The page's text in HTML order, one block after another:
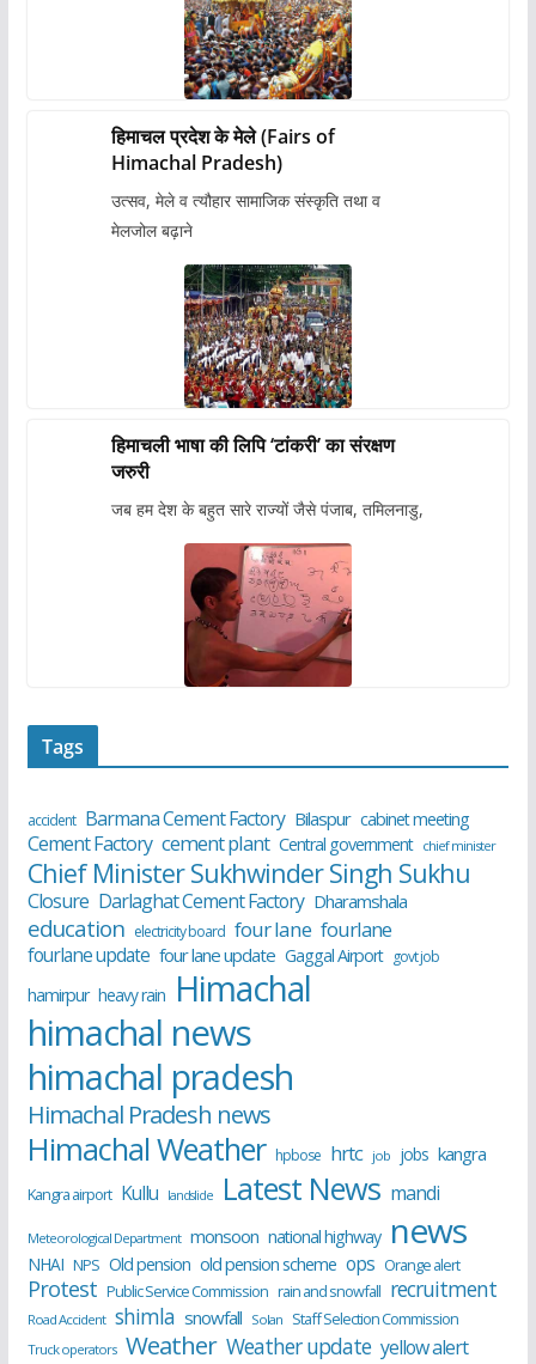
हिमाचल प्रदेश के मेले (Fairs of
Himachal Pradesh)
उत्सव, मेले व त्यौहार सामाजिक संस्कृति तथा व
मेलजोल बढ़ाने
हिमाचली भाषा की लिपि ‘टांकरी’ का संरक्षण
जरुरी
जब हम देश के बहुत सारे राज्यों जैसे पंजाब, तमिलनाडु,
Tags
accident Barmana Cement Factory Bilaspur cabinet meeting
Cement Factory cement plant Central government chief minister
Chief Minister Sukhwinder Singh Sukhu
Closure Darlaghat Cement Factory Dharamshala
education electricity board four lane fourlane
fourlane update four lane update Gaggal Airport govt job
hamirpur heavy rain Himachal
himachal news
himachal pradesh
Himachal Pradesh news
Himachal Weather hpbose hrtc job jobs kangra
Kangra airport Kullu landslide Latest News mandi
Meteorological Department monsoon national highway news
NHAI NPS Old pension old pension scheme ops Orange alert
Protest Public Service Commission rain and snowfall recruitment
Road Accident shimla snowfall Solan Staff Selection Commission
Truck operators Weather Weather update yellow alert